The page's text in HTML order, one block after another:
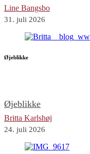
Line Bangsbo
31. juli 2026
Øjeblikke
Øjeblikke
Britta Karlshøj
24. juli 2026